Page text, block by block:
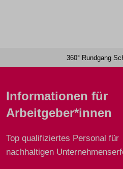
360° Rundgang
Wer wir sind
Aus- oder Weiterbildung
Informationen für
Arbeitgeber*innen
Top qualifiziertes Personal für
nachhaltigen